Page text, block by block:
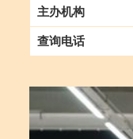
主办机构
查询电话